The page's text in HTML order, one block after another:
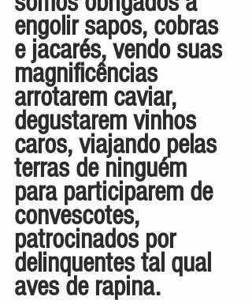
engolir sapos, cobras
e jacarés, vendo suas
magnificências
arrotarem caviar,
degustarem vinhos
caros, viajando pelas
terras de ninguém
para participarem de
convescotes,
patrocinados por
delinquentes tal qual
aves de rapina.